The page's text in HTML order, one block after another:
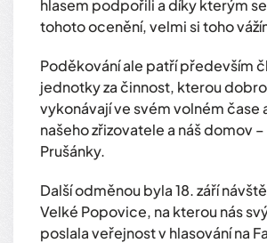
hlasem podpořili a díky kterým
tohoto ocenění, velmi si toho
Poděkování ale patří především
jednotky za činnost, kterou
vykonávají ve svém volném čase
našeho zřizovatele a náš domov
Prušánky.
Další odměnou byla 18. září
Velké Popovice, na kterou nás
poslala veřejnost v hlasování na